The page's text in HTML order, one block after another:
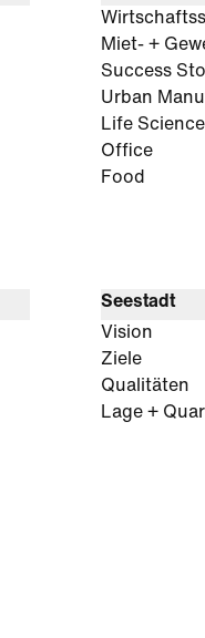
Miet- +
Success
Urban
Life
Office
Food
Seestadt
Vision
Ziele
Qualitäten
Lage +